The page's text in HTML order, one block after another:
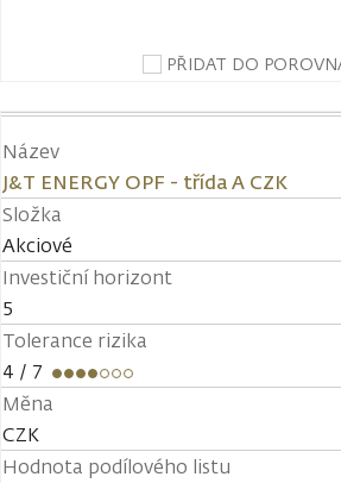
PŘIDAT DO
Název
J&T ENERGY OPF - třída A CZK
Složka
Akciové
Investiční horizont
5
Tolerance rizika
4 / 7
Měna
CZK
Hodnota podílového listu